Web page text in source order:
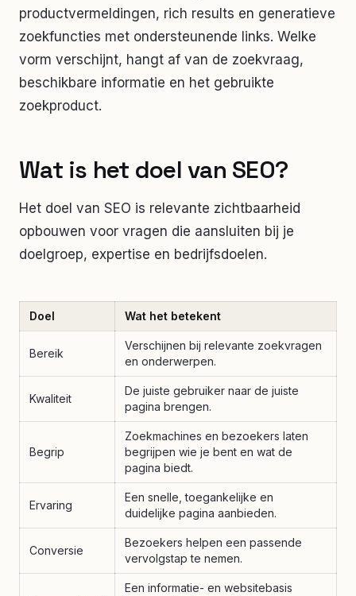
productvermeldingen, rich results en generatieve
zoekfuncties met ondersteunende links. Welke
vorm verschijnt, hangt af van de zoekvraag,
beschikbare informatie en het gebruikte
zoekproduct.
Wat is het doel van SEO?
Het doel van SEO is relevante zichtbaarheid
opbouwen voor vragen die aansluiten bij je
doelgroep, expertise en bedrijfsdoelen.
Doel Wat het betekent
Bereik
Verschijnen bij relevante zoekvragen
en onderwerpen.
Kwaliteit
De juiste gebruiker naar de juiste
pagina brengen.
Begrip
Zoekmachines en bezoekers laten
begrijpen wie je bent en wat de
pagina biedt.
Ervaring
Een snelle, toegankelijke en
duidelijke pagina aanbieden.
Conversie
Bezoekers helpen een passende
vervolgstap te nemen.
Een informatie- en websitebasis